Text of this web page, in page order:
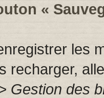
«
les
recharger,
Gestion des